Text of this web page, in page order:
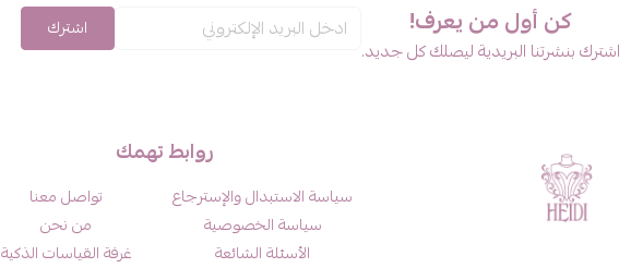
كن أول من يعرف!
اشترك بنشرتنا البريدية ليصلك كل جديد.
اشترك
روابط تهمك
سياسة الاستبدال والإسترجاع
سياسة الخصوصية
الأسئلة الشائعة
تواصل معنا
من نحن
غرفة القياسات الذكية